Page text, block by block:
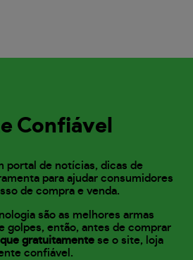
Confiável
portal de notícias, dicas de
para ajudar consumidores
de compra e venda.
são as melhores armas
golpes, então, antes de comprar
gratuitamente se o site, loja
confiável.